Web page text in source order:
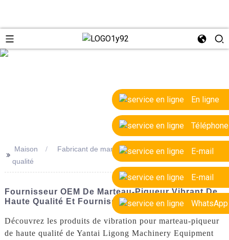
En ligne
Téléphone
E-mail
E-mail
WhatsApp
>>
Maison
Fabricant de marteau-piqueur vibrant de haute
qualité
Fournisseur OEM De Marteau-Piqueur Vibrant De
Haute Qualité Et Fournisseurs De Confiance
Découvrez les produits de vibration pour marteau-piqueur
de haute qualité de Yantai Ligong Machinery Equipment